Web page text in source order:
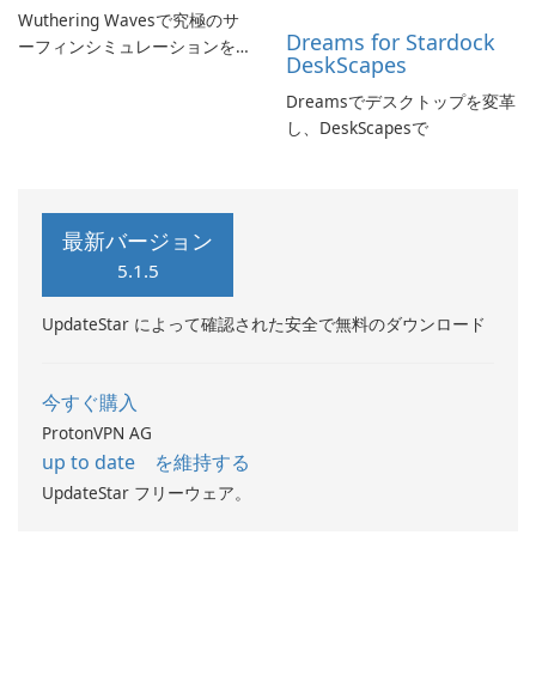
Wuthering Wavesで究極のサ
ーフィンシミュレーションを
Dreams for Stardock
DeskScapes
Dreamsでデスクトップを変革
し、DeskScapesで
最新バージョン
5.1.5
UpdateStar によって確認された安全で無料のダウンロード
今すぐ購入
ProtonVPN AG
up to date を維持する
UpdateStar フリーウェア。